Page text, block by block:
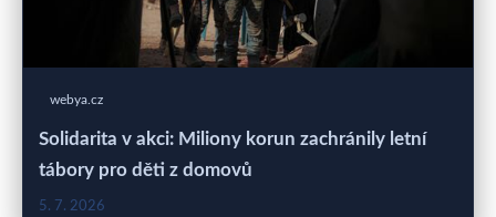
webya.cz
Solidarita v akci: Miliony korun zachránily letní
tábory pro děti z domovů
5. 7. 2026